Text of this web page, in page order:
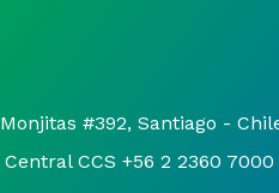
Monjitas #392, Santiago -
Central CCS +56 2 2360 7000